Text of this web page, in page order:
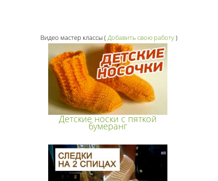
Видео мастер классы( Добавить свою работу)
Детские носки с пяткой
бумеранг